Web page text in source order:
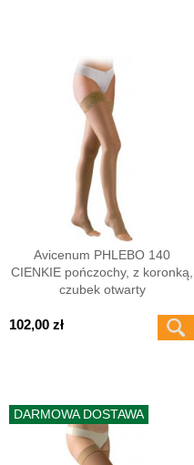
Avicenum PHLEBO 140
CIENKIE pończochy, z koronką,
czubek otwarty
102,00 zł
DARMOWA DOSTAWA